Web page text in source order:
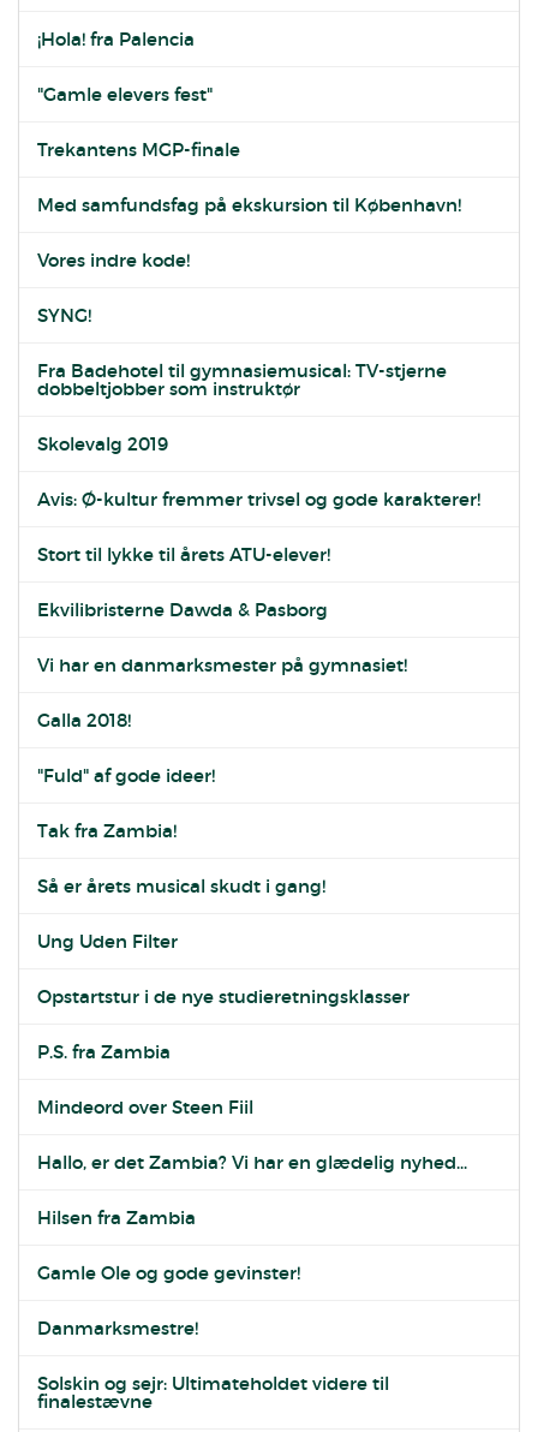
¡Hola! fra Palencia
"Gamle elevers fest"
Trekantens MGP-finale
Med samfundsfag på ekskursion til København!
Vores indre kode!
SYNG!
Fra Badehotel til gymnasiemusical: TV-stjerne
dobbeltjobber som instruktør
Skolevalg 2019
Avis: Ø-kultur fremmer trivsel og gode karakterer!
Stort til lykke til årets ATU-elever!
Ekvilibristerne Dawda & Pasborg
Vi har en danmarksmester på gymnasiet!
Galla 2018!
"Fuld" af gode ideer!
Tak fra Zambia!
Så er årets musical skudt i gang!
Ung Uden Filter
Opstartstur i de nye studieretningsklasser
P.S. fra Zambia
Mindeord over Steen Fiil
Hallo, er det Zambia? Vi har en glædelig nyhed...
Hilsen fra Zambia
Gamle Ole og gode gevinster!
Danmarksmestre!
Solskin og sejr: Ultimateholdet videre til
finalestævne